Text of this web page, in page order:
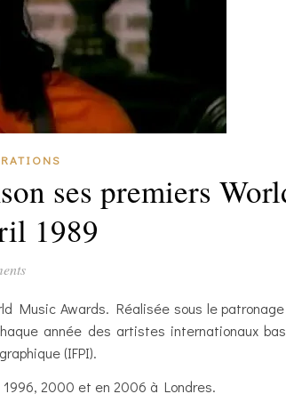
ses premiers
1989
Music Awards. Réalisée sous le
année des artistes internationaux
(IFPI).
1996, 2000 et en 2006 à Londres.